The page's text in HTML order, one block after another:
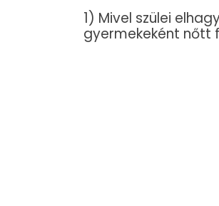
1) Mivel szülei
gyermekeként nőtt